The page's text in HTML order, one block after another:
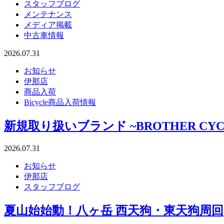
スタッフブログ
メンテナンス
メディア掲載
中古車情報
2026.07.31
お知らせ
伊那店
商品入荷
Bicycle商品入荷情報
新規取り扱いブランド ~BROTHER
2026.07.31
お知らせ
伊那店
スタッフブログ
夏山始始動！八ヶ岳 西天狗・東天狗周回